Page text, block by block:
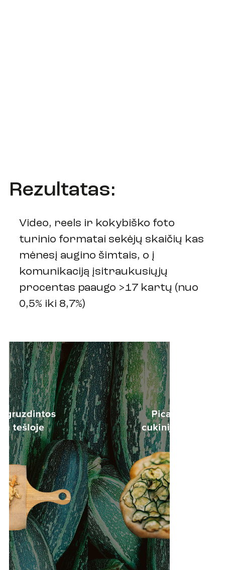
Rezultatas:
Video, reels ir kokybiško foto
turinio formatai sekėjų skaičių kas
mėnesį augino šimtais, o į
komunikaciją įsitraukusiųjų
procentas paaugo >17 kartų (nuo
0,5% iki 8,7%)